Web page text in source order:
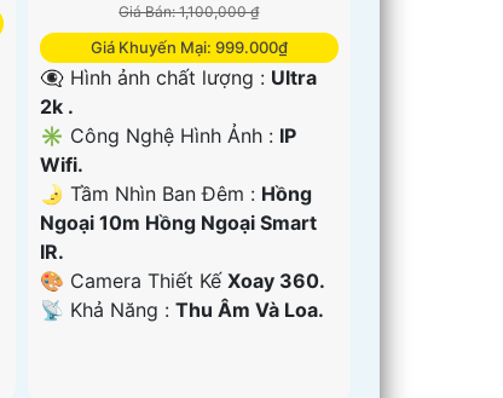
Giá Bán: 1,100,000 ₫
Giá Khuyến Mại: 999.000₫
👁️‍🗨 Hình ảnh chất lượng : Ultra
2k .
✳️ Công Nghệ Hình Ảnh : IP
Wifi.
🌛 Tầm Nhìn Ban Đêm : Hồng
Ngoại 10m Hồng Ngoại Smart
IR.
🎨 Camera Thiết KếXoay 360.
️📡 Khả Năng :Thu Âm Và Loa.